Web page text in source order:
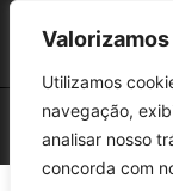
Utilizamos
navegação,
analisar nosso
concorda com